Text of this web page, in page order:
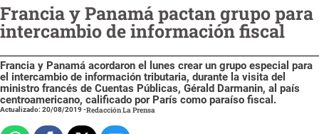
Francia y Panamá pactan grupo para
intercambio de información fiscal
Francia y Panamá acordaron el lunes crear un grupo especial para
el intercambio de información tributaria, durante la visita del
ministro francés de Cuentas Públicas, Gérald Darmanin, al país
centroamericano, calificado por París como paraíso fiscal.
Actualizado: 20/08/2019-Redacción La Prensa